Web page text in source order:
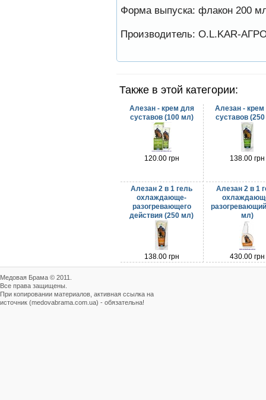
Форма выпуска: флакон 200
Производитель: O.L.KAR-
Также в этой категории:
Алезан - крем для
суставов (100 мл)
120.00 грн
Алезан - крем
суставов
138.00 грн
Алезан 2 в 1 гель
охлаждающе-
разогревающего
действия (250 мл)
138.00 грн
Алезан 2 в 1
мл)
430.00 грн
Медовая Брама © 2011.
Все права защищены.
При копировании материалов, активная ссылка на
источник (medovabrama.com.ua) - обязательна!